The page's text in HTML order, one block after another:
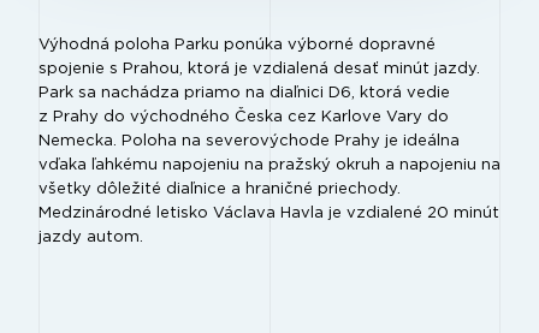
Výhodná poloha Parku ponúka výborné dopravné
spojenie s Prahou, ktorá je vzdialená desať minút jazdy.
Park sa nachádza priamo na diaľnici D6, ktorá vedie
z Prahy do východného Česka cez Karlove Vary do
Nemecka. Poloha na severovýchode Prahy je ideálna
vďaka ľahkému napojeniu na pražský okruh a napojeniu na
všetky dôležité diaľnice a hraničné priechody.
Medzinárodné letisko Václava Havla je vzdialené 20 minút
jazdy autom.